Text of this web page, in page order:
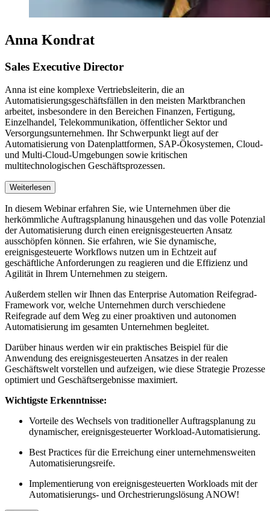
Anna Kondrat
Sales Executive Director
Anna ist eine komplexe Vertriebsleiterin, die an
Automatisierungsgeschäftsfällen in den meisten Marktbranchen
arbeitet, insbesondere in den Bereichen Finanzen, Fertigung,
Einzelhandel, Telekommunikation, öffentlicher Sektor und
Versorgungsunternehmen. Ihr Schwerpunkt liegt auf der
Automatisierung von Datenplattformen, SAP-Ökosystemen, Cloud-
und Multi-Cloud-Umgebungen sowie kritischen
multitechnologischen Geschäftsprozessen.
Weiterlesen
In diesem Webinar erfahren Sie, wie Unternehmen über die
herkömmliche Auftragsplanung hinausgehen und das volle Potenzial
der Automatisierung durch einen ereignisgesteuerten Ansatz
ausschöpfen können. Sie erfahren, wie Sie dynamische,
ereignisgesteuerte Workflows nutzen um in Echtzeit auf
geschäftliche Anforderungen zu reagieren und die Effizienz und
Agilität in Ihrem Unternehmen zu steigern.
Außerdem stellen wir Ihnen das Enterprise Automation Reifegrad-
Framework vor, welche Unternehmen durch verschiedene
Reifegrade auf dem Weg zu einer proaktiven und autonomen
Automatisierung im gesamten Unternehmen begleitet.
Darüber hinaus werden wir ein praktisches Beispiel für die
Anwendung des ereignisgesteuerten Ansatzes in der realen
Geschäftswelt vorstellen und aufzeigen, wie diese Strategie Prozesse
optimiert und Geschäftsergebnisse maximiert.
Wichtigste Erkenntnisse:
Vorteile des Wechsels von traditioneller Auftragsplanung zu
dynamischer, ereignisgesteuerter Workload-Automatisierung.
Best Practices für die Erreichung einer unternehmensweiten
Automatisierungsreife.
Implementierung von ereignisgesteuerten Workloads mit der
Automatisierungs- und Orchestrierungslösung ANOW!